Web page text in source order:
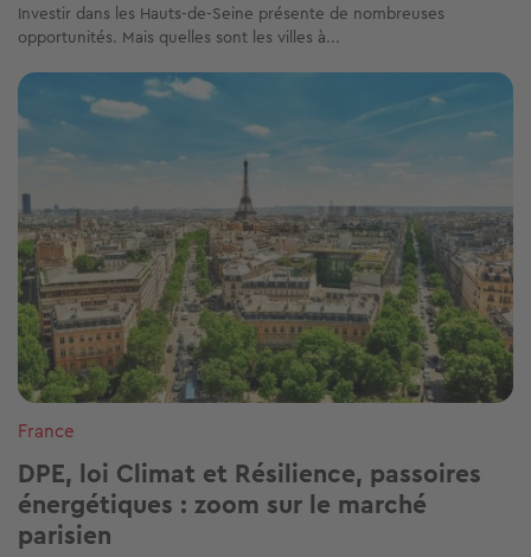
Investir dans les Hauts-de-Seine présente de nombreuses
opportunités. Mais quelles sont les villes à...
Image
France
DPE, loi Climat et Résilience, passoires
énergétiques : zoom sur le marché
parisien